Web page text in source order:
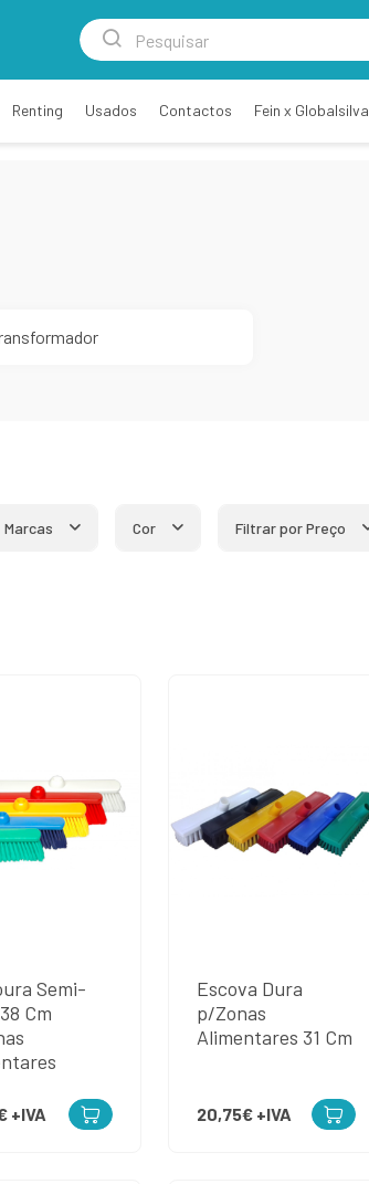
Renting Usados Contactos Fein x Globalsilva
Marcas Cor Filtrar por Preço
Semi-
Cm
+IVA
Escova Dura
p/Zonas
Alimentares 31 Cm
20,75€ +IVA